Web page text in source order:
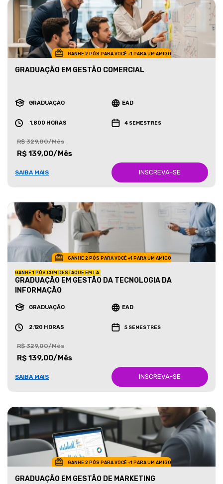
GANHE 2 PÓS PARA VOCÊ +1 PARA UM AMIGO
GRADUAÇÃO EM GESTÃO COMERCIAL
GRADUAÇÃO EAD
1.800 HORAS 4 SEMESTRES
R$ 329,00/Mês
R$ 139,00/Mês
SAIBA MAIS INSCREVA-SE
GANHE 2 PÓS PARA VOCÊ +1 PARA UM AMIGO
GANHE 1 PÓS COM DESTAQUE EM I.A.
GRADUAÇÃO EM GESTÃO DA TECNOLOGIA DA
INFORMAÇÃO
GRADUAÇÃO EAD
2.120 HORAS 5 SEMESTRES
R$ 329,00/Mês
R$ 139,00/Mês
SAIBA MAIS INSCREVA-SE
GANHE 2 PÓS PARA VOCÊ +1 PARA UM AMIGO
GRADUAÇÃO EM GESTÃO DE MARKETING